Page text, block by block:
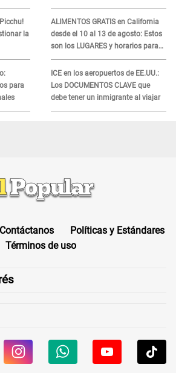
la
para
ALIMENTOS GRATIS en California
desde el 10 al 13 de agosto: Estos
son los LUGARES y horarios para
recibir la ayuda
ICE en los aeropuertos de EE.UU.:
Los DOCUMENTOS CLAVE que
debe tener un inmigrante al viajar
Contáctanos
Políticas y Estándares
Términos de uso